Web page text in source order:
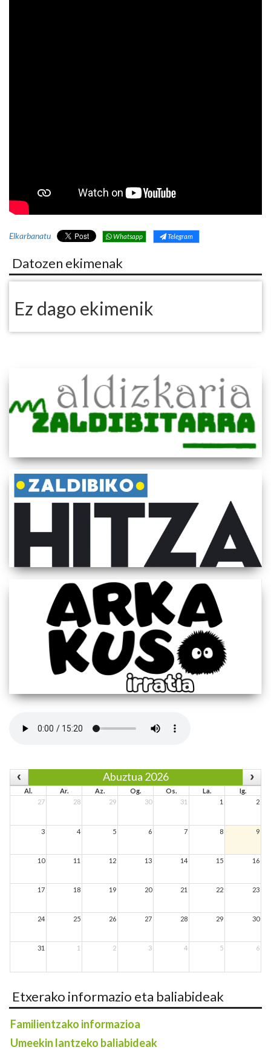
Elkarbanatu Whatsapp Telegram
Datozen ekimenak
Ez dago ekimenik
Abuztua 2026
Al. Ar. Az. Og. Os. La.
Ig.
27
28 29 30 31 1 2
3 4 5 6 7 8 9
10 11 12 13 14 15 16
17 18 19 20 21 22 23
24 25 26 27 28 29 30
31 1 2 3 4 5 6
Etxerako informazio eta baliabideak
Familientzako informazioa
Umeekin lantzeko baliabideak